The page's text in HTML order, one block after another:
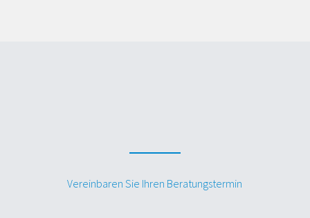
Vereinbaren Sie Ihren Beratungstermin